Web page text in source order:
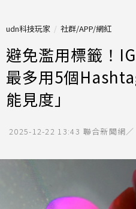
udn科技玩家 社群/APP/網紅
避免濫用標籤！
最多用5個
能見度」
2025-12-22 13:43 聯合新聞網／